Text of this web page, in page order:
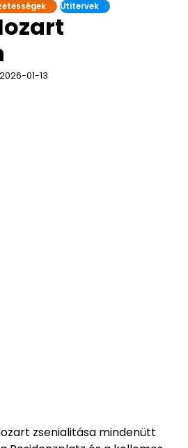
Útitervek
2026-01-13
zsenialitása mindenütt